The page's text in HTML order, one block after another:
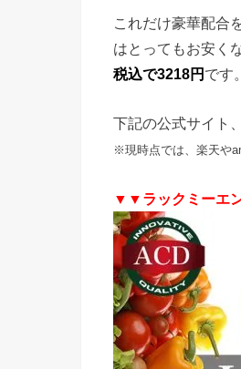
これだけ豪華配合
はとってもお安く
税込で3218円 です。
下記の公式サイト
※現時点では、楽天や
▼▼ラックミーエ